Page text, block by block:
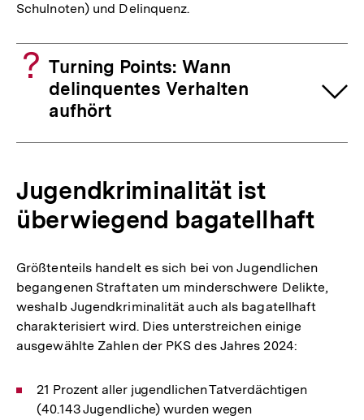
Schulnoten) und Delinquenz.
Turning Points: Wann
delinquentes Verhalten
aufhört
Jugendkriminalität ist
überwiegend bagatellhaft
Größtenteils handelt es sich bei von Jugendlichen
begangenen Straftaten um minderschwere Delikte,
weshalb Jugendkriminalität auch als bagatellhaft
charakterisiert wird. Dies unterstreichen einige
ausgewählte Zahlen der PKS des Jahres 2024:
21 Prozent aller jugendlichen Tatverdächtigen
(40.143 Jugendliche) wurden wegen